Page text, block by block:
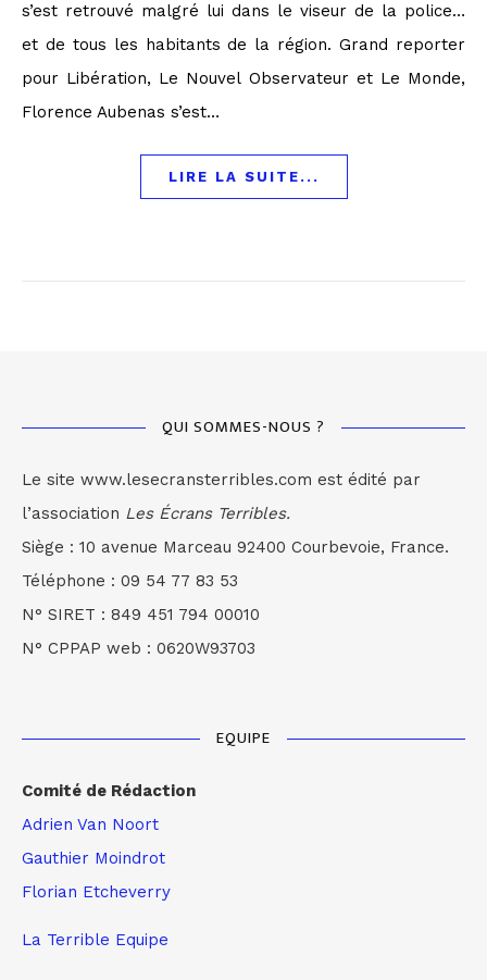
s’est retrouvé malgré lui dans le viseur de la police…
et de tous les habitants de la région. Grand reporter
pour Libération, Le Nouvel Observateur et Le Monde,
Florence Aubenas s’est…
LIRE LA SUITE...
QUI SOMMES-NOUS ?
Le site www.lesecransterribles.com est édité par
l’association Les Écrans Terribles.
Siège : 10 avenue Marceau 92400 Courbevoie, France.
Téléphone : 09 54 77 83 53
N° SIRET : 849 451 794 00010
N° CPPAP web : 0620W93703
EQUIPE
Comité de Rédaction
Adrien Van Noort
Gauthier Moindrot
Florian Etcheverry
La Terrible Equipe